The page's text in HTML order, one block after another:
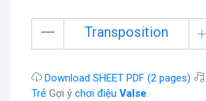
Transposition
Download SHEET PDF (2 pages)
Trẻ Gợi ý chơi điệu Valse.